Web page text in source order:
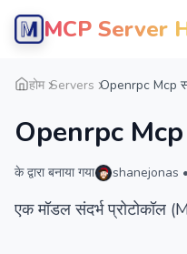
MCP Server
होम Servers Openrpc Mcp
Openrpc Mcp
के द्वारा बनाया गया shanejonas •
एक मॉडल संदर्भ प्रोटोकॉल